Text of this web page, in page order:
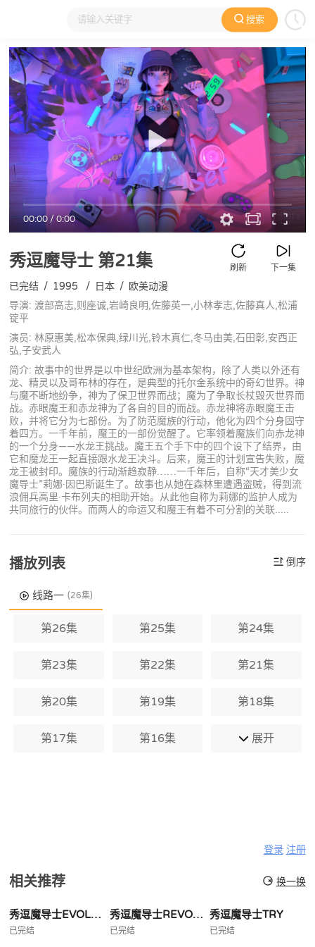
搜索
大家在看 日本动漫 国产动漫 欧美动漫 动漫电影
00:00/0:00
秀逗魔导士 第21集 下一集
刷新
已完结 / 1995 / 日本 / 欧美动漫
导演: 渡部高志,则座诚,岩崎良明,佐藤英一,小林孝志,佐藤真人,松浦
锭平
演员: 林原惠美,松本保典,绿川光,铃木真仁,冬马由美,石田彰,安西正
弘,子安武人
简介: 故事中的世界是以中世纪欧洲为基本架构，除了人类以外还有
龙、精灵以及哥布林的存在，是典型的托尔金系统中的奇幻世界。神
与魔不断地纷争，神为了保卫世界而战；魔为了争取长杖毁灭世界而
战。赤眼魔王和赤龙神为了各自的目的而战。赤龙神将赤眼魔王击
败，并将它分为七部份。为了防范魔族的行动，他化为四个分身固守
着四方。一千年前，魔王的一部份觉醒了。它率领着魔族们向赤龙神
的一个分身——水龙王挑战。魔王五个手下中的四个设下了结界，由
它和魔龙王一起直接跟水龙王决斗。后来，魔王的计划宣告失败，魔
龙王被封印。魔族的行动渐趋寂静……一千年后，自称“天才美少女
魔导士”莉娜·因巴斯诞生了。故事也从她在森林里遭遇盗贼，得到流
浪佣兵高里·卡布列夫的相助开始。从此他自称为莉娜的监护人成为
共同旅行的伙伴。而两人的命运又和魔王有着不可分割的关联.....
播放列表 倒序
线路一 (26集)
第26集 第25集 第24集
第23集 第22集 第21集
第20集 第19集 第18集
第17集 第16集 展开
登录 注册
相关推荐 换一换
秀逗魔导士EVOLUTIONR
已完结
秀逗魔导士REVOLUTION
已完结
秀逗魔导士TRY
已完结